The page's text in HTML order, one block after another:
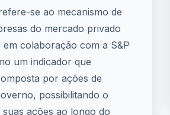
se ao mecanismo de
do mercado privado
colaboração com a S&P
um indicador que
por ações de
possibilitando o
ações ao longo do